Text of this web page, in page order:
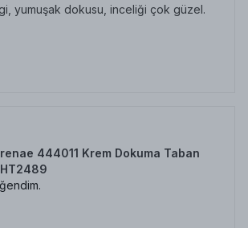
yumuşak dokusu, inceliği çok güzel.
444011 Krem Dokuma Taban